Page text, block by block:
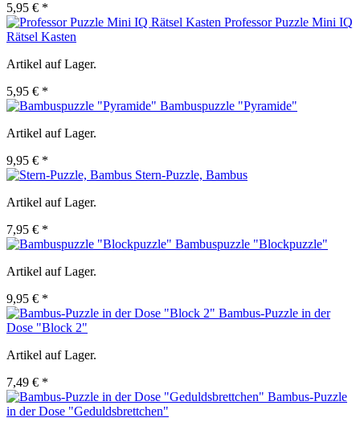
5,95 € *
Professor Puzzle Mini IQ
Rätsel Kasten
Artikel auf Lager.
5,95 € *
Bambuspuzzle "Pyramide"
Artikel auf Lager.
9,95 € *
Stern-Puzzle, Bambus
Artikel auf Lager.
7,95 € *
Bambuspuzzle "Blockpuzzle"
Artikel auf Lager.
9,95 € *
Bambus-Puzzle in der
Dose "Block 2"
Artikel auf Lager.
7,49 € *
Bambus-Puzzle
in der Dose "Geduldsbrettchen"